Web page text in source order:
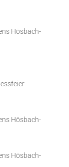
Hösbach-
Hösbach-
Hösbach-